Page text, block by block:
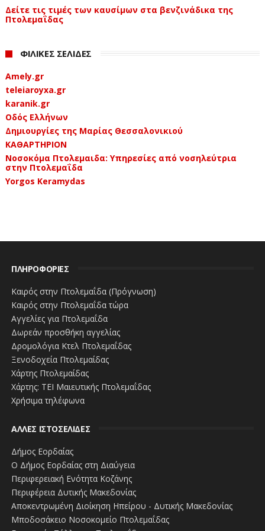
Δείτε τις τιμές των καυσίμων στα βενζινάδικα της
Πτολεμαΐδας
ΦΙΛΙΚΕΣ ΣΕΛΙΔΕΣ
Amely.gr
teleiaroyxa.gr
karanik.gr
Οδός Ελλήνων
Δημιουργίες της Μαρίας Θεσσαλονικιού
ΚΑΘΑΡΤΗΡΙΟΝ
Νοσοκόμα Πτολεμαιδα: Υπηρεσίες από νοσηλεύτρια
στην Πτολεμαΐδα
Yorgos Keramydas
ΠΛΗΡΟΦΟΡΙΕΣ
Καιρός στην Πτολεμαΐδα (Πρόγνωση)
Καιρός στην Πτολεμαΐδα τώρα
Αγγελίες για Πτολεμαΐδα
Δωρεάν προσθήκη αγγελίας
Δρομολόγια Κτελ Πτολεμαΐδας
Ξενοδοχεία Πτολεμαίδας
Χάρτης Πτολεμαίδας
Χάρτης: ΤΕΙ Μαιευτικής Πτολεμαΐδας
Χρήσιμα τηλέφωνα
ΑΛΛΕΣ ΙΣΤΟΣΕΛΙΔΕΣ
Δήμος Εορδαίας
Ο Δήμος Εορδαίας στη Διαύγεια
Περιφερειακή Ενότητα Κοζάνης
Περιφέρεια Δυτικής Μακεδονίας
Αποκεντρωμένη Διοίκηση Ηπείρου - Δυτικής Μακεδονίας
Μποδοσάκειο Νοσοκομείο Πτολεμαΐδας